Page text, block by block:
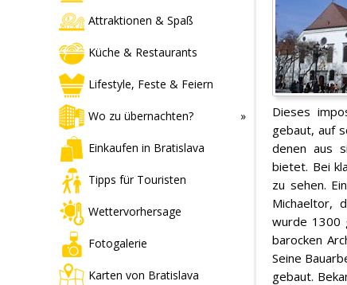
Attraktionen & Spaß
Küche & Restaurants
Lifestyle, Feste & Feiern
Wo zu übernachten?
Einkaufen in Bratislava
Tipps für Touristen
Wettervorhersage
Fotogalerie
Karten von Bratislava
Dieses
gebaut, auf
denen aus
bietet. Bei
zu sehen.
Michaeltor,
wurde 1300
barocken
Seine
gebaut.